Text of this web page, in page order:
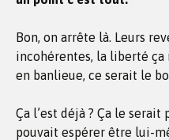
Bon, on arrête là. Leurs
incohérentes, la liberté ça
en banlieue, ce serait le
Ça l’est déjà ? Ça le
pouvait espérer être lui-